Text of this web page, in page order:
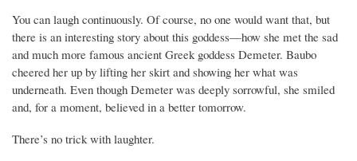
You can laugh continuously. Of course, no one would want that, but
there is an interesting story about this goddess—how she met the sad
and much more famous ancient Greek goddess Demeter. Baubo
cheered her up by lifting her skirt and showing her what was
underneath. Even though Demeter was deeply sorrowful, she smiled
and, for a moment, believed in a better tomorrow.
There’s no trick with laughter.